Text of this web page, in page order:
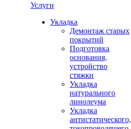
Услуги
Укладка
Демонтаж старых
покрытий
Подготовка
основания,
устройство
стяжки
Укладка
натурального
линолеума
Укладка
антистатического,